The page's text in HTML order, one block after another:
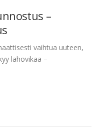
–
vaihtua uuteen,
lahovikaa –